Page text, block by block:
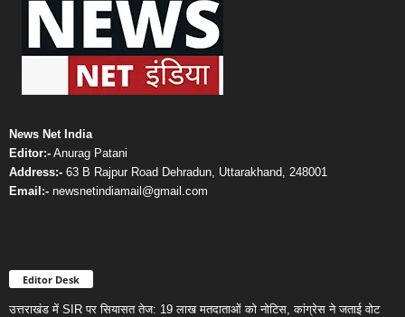
News Net India
Editor:- Anurag Patani
Address:- 63 B Rajpur Road Dehradun, Uttarakhand, 248001
Email:- newsnetindiamail@gmail.com
Editor Desk
उत्तराखंड में SIR पर सियासत तेज: 19 लाख मतदाताओं को नोटिस, कांग्रेस ने जताई वोट